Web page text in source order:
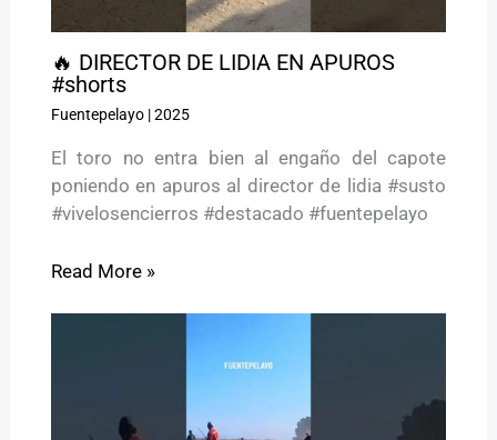
🔥 DIRECTOR DE LIDIA EN APUROS
#shorts
Fuentepelayo|2025
El toro no entra bien al engaño del capote
poniendo en apuros al director de lidia #susto
#vivelosencierros #destacado #fuentepelayo
Read More »